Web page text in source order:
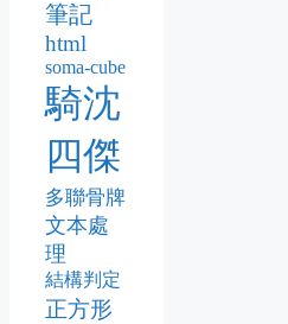
筆記
html
soma-cube
騎沈
四傑
多聯骨牌
文本處
理
結構判定
正方形